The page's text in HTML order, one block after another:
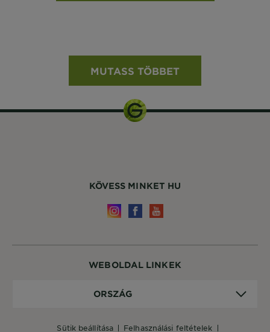
MUTASS TÖBBET
WEBOLDAL LINKEK
sütik beállítása felhasználási feltételek
ORSZÁG
KÖVESS MINKET HU